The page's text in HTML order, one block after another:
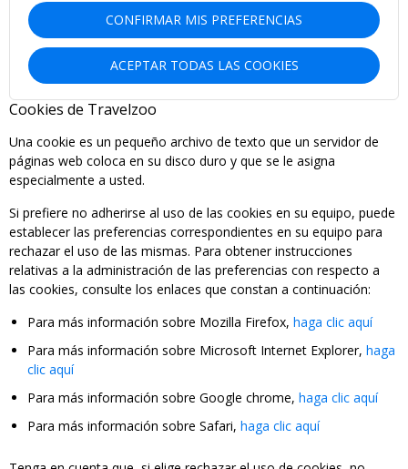
CONFIRMAR MIS PREFERENCIAS
ACEPTAR TODAS LAS COOKIES
Cookies de Travelzoo
Una cookie es un pequeño archivo de texto que un servidor de
páginas web coloca en su disco duro y que se le asigna
especialmente a usted.
Si prefiere no adherirse al uso de las cookies en su equipo, puede
establecer las preferencias correspondientes en su equipo para
rechazar el uso de las mismas. Para obtener instrucciones
relativas a la administración de las preferencias con respecto a
las cookies, consulte los enlaces que constan a continuación:
Para más información sobre Mozilla Firefox, haga clic aquí
Para más información sobre Microsoft Internet Explorer, haga
clic aquí
Para más información sobre Google chrome, haga clic aquí
Para más información sobre Safari, haga clic aquí